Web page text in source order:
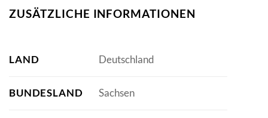
ZUSÄTZLICHE INFORMATIONEN
LAND Deutschland
BUNDESLAND Sachsen